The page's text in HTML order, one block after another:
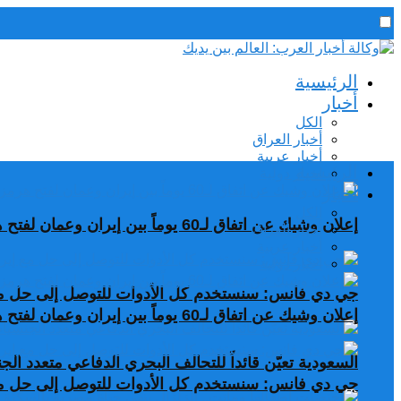
رئيس التحرير / د. اسماعيل الجنابي
الخميس,6 أغسطس, 2026الرئيسية
أخبار
الكل
أخبار العراق
أخبار عربية
إعلان وشيك عن اتفاق لـ60 يوماً بين إيران وعمان لفتح هرمز
جي دي فانس: سنستخدم كل الأدوات للتوصل إلى حل
السعودية تعيّن قائداً للتحالف البحري الدفاعي متعدد
الرئيسية
أخبار
أخبار العراق
إعلان وشيك عن اتفاق لـ60 يوماً بين إيران وعمان لفتح هرمز
جي دي فانس: سنستخدم كل الأدوات للتوصل إلى حل